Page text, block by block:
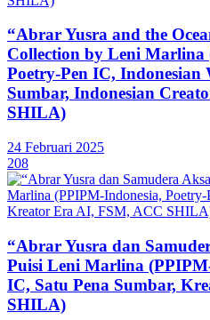
“Abrar Yusra and the
Collection by Leni Marlina
Poetry-Pen IC, Indonesian
Sumbar, Indonesian
SHILA)
24 Februari 2025
208
“Abrar Yusra dan
Puisi Leni Marlina
IC, Satu Pena Sumbar,
SHILA)